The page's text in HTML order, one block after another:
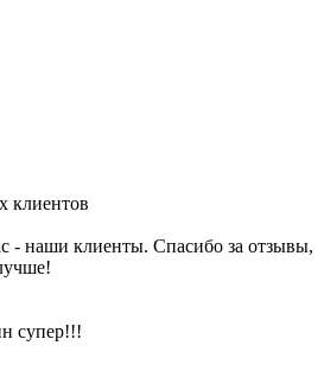
- наши клиенты. Спасибо за отзывы,
супер!!!